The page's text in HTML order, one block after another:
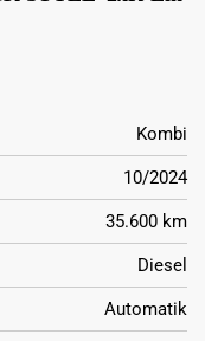
Kombi
10/2024
35.600 km
Diesel
Automatik